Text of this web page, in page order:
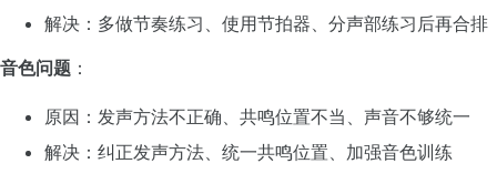
解决：多做节奏练习、使用节拍器、分声部练习后再合排
音色问题 ：
原因：发声方法不正确、共鸣位置不当、声音不够统一
解决：纠正发声方法、统一共鸣位置、加强音色训练